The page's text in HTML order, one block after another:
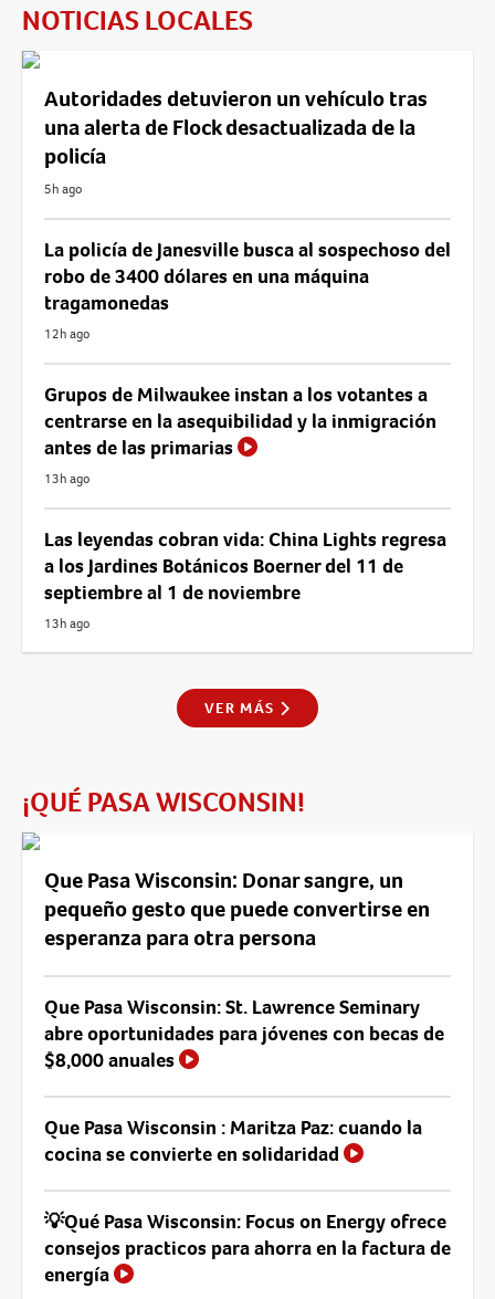
NOTICIAS LOCALES
Autoridades detuvieron un vehículo tras
una alerta de Flock desactualizada de la
policía
5h ago
La policía de Janesville busca al sospechoso del
robo de 3400 dólares en una máquina
tragamonedas
12h ago
Grupos de Milwaukee instan a los votantes a
centrarse en la asequibilidad y la inmigración
antes de las primarias
13h ago
Las leyendas cobran vida: China Lights regresa
a los Jardines Botánicos Boerner del 11 de
septiembre al 1 de noviembre
13h ago
VER MÁS
¡QUÉ PASA WISCONSIN!
Que Pasa Wisconsin: Donar sangre, un
pequeño gesto que puede convertirse en
esperanza para otra persona
Que Pasa Wisconsin: St. Lawrence Seminary
abre oportunidades para jóvenes con becas de
$8,000 anuales
Que Pasa Wisconsin : Maritza Paz: cuando la
cocina se convierte en solidaridad
💡Qué Pasa Wisconsin: Focus on Energy ofrece
consejos practicos para ahorra en la factura de
energía